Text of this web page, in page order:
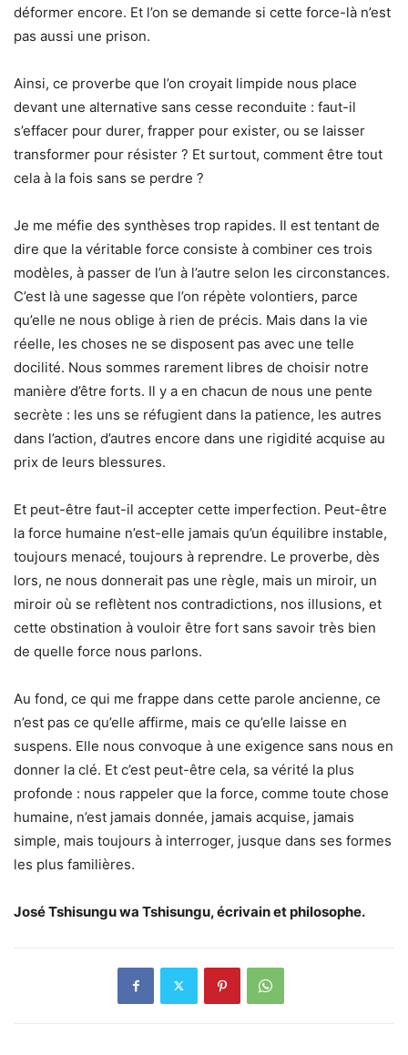
déformer encore. Et l’on se demande si cette force-là n’est
pas aussi une prison.
Ainsi, ce proverbe que l’on croyait limpide nous place
devant une alternative sans cesse reconduite : faut-il
s’effacer pour durer, frapper pour exister, ou se laisser
transformer pour résister ? Et surtout, comment être tout
cela à la fois sans se perdre ?
Je me méfie des synthèses trop rapides. Il est tentant de
dire que la véritable force consiste à combiner ces trois
modèles, à passer de l’un à l’autre selon les circonstances.
C’est là une sagesse que l’on répète volontiers, parce
qu’elle ne nous oblige à rien de précis. Mais dans la vie
réelle, les choses ne se disposent pas avec une telle
docilité. Nous sommes rarement libres de choisir notre
manière d’être forts. Il y a en chacun de nous une pente
secrète : les uns se réfugient dans la patience, les autres
dans l’action, d’autres encore dans une rigidité acquise au
prix de leurs blessures.
Et peut-être faut-il accepter cette imperfection. Peut-être
la force humaine n’est-elle jamais qu’un équilibre instable,
toujours menacé, toujours à reprendre. Le proverbe, dès
lors, ne nous donnerait pas une règle, mais un miroir, un
miroir où se reflètent nos contradictions, nos illusions, et
cette obstination à vouloir être fort sans savoir très bien
de quelle force nous parlons.
Au fond, ce qui me frappe dans cette parole ancienne, ce
n’est pas ce qu’elle affirme, mais ce qu’elle laisse en
suspens. Elle nous convoque à une exigence sans nous en
donner la clé. Et c’est peut-être cela, sa vérité la plus
profonde : nous rappeler que la force, comme toute chose
humaine, n’est jamais donnée, jamais acquise, jamais
simple, mais toujours à interroger, jusque dans ses formes
les plus familières.
José Tshisungu wa Tshisungu, écrivain et philosophe.